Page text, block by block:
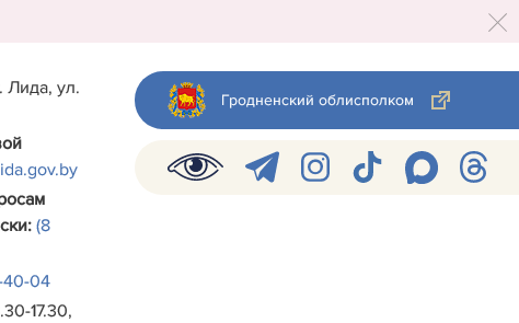
Лида, ул.
(8
40-04
17.30,
Гродненский облисполком